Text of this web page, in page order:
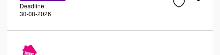
Deadline:
30-08-2026